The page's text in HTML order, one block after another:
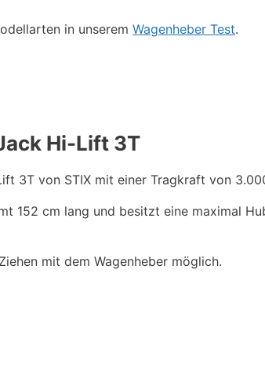
in unserem Wagenheber Test.
Hi-Lift 3T
3T von STIX mit einer Tragkraft von
152 cm lang und besitzt eine maximal
mit dem Wagenheber möglich.